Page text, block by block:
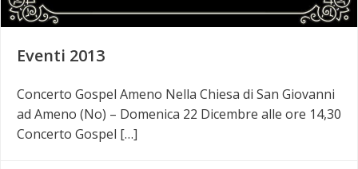
Eventi 2013
Concerto Gospel Ameno Nella Chiesa di San Giovanni
ad Ameno (No) – Domenica 22 Dicembre alle ore 14,30
Concerto Gospel […]